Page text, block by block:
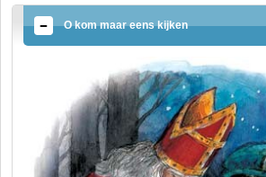
O kom maar eens kijken